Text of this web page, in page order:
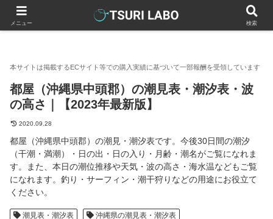
釣りラボマガジン 全国の潮見表・潮汐表 沖縄県の潮見表・潮
都屋（沖縄県中頭郡）の潮見表・潮汐表・波
の高さ｜【2023年最新版】
2020.09.28
都屋（沖縄県中頭郡）の潮見・潮汐表です。今後30日間の潮汐
（干潮・満潮）・日の出・日の入り・月齢・潮名がご覧になれま
す。また、本日の潮位推移や天気・波の高さ・海水温などもご覧
になれます。釣り・サーフィン・潮干狩りなどの用途にお役立て
ください。
潮見表・潮汐表 沖縄県の潮見表・潮汐表
メニュー 検索